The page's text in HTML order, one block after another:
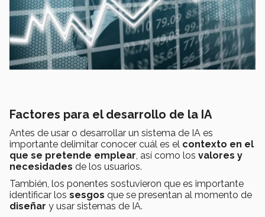
Factores para el desarrollo de la IA
Antes de usar o desarrollar un sistema de IA es
importante delimitar conocer cuál es el contexto en el
que se pretende emplear, así como los valores y
necesidades de los usuarios.
También, los ponentes sostuvieron que es importante
identificar los sesgos que se presentan al momento de
diseñar y usar sistemas de IA.